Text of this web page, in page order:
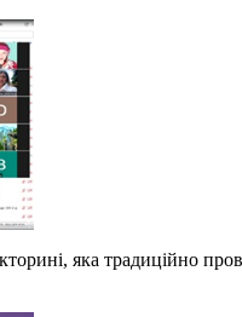
яка традиційно